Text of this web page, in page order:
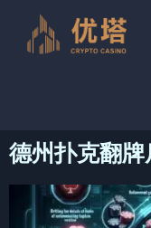
德州扑克翻牌